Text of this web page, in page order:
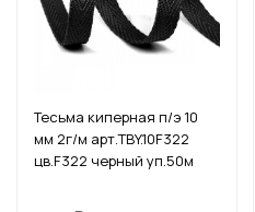
Тесьма киперная п/э 10
мм 2г/м арт.TBY.10F322
цв.F322 черный уп.50м